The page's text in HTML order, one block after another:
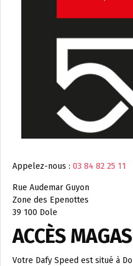
Appelez-nous : 03 84 82 25 11
Rue Audemar Guyon
Zone des Epenottes
39 100 Dole
ACCÈS
Votre Dafy Speed est situé à